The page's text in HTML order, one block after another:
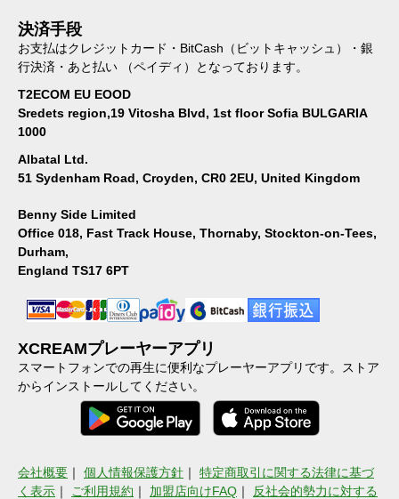
決済手段
お支払はクレジットカード・BitCash（ビットキャッシュ）・銀
行決済・あと払い （ペイディ）となっております。
T2ECOM EU EOOD
Sredets region,19 Vitosha Blvd, 1st floor Sofia BULGARIA
1000
Albatal Ltd.
51 Sydenham Road, Croyden, CR0 2EU, United Kingdom
Benny Side Limited
Office 018, Fast Track House, Thornaby, Stockton-on-Tees,
Durham,
England TS17 6PT
XCREAMプレーヤーアプリ
スマートフォンでの再生に便利なプレーヤーアプリです。ストア
からインストールしてください。
会社概要 ｜ 個人情報保護方針 ｜ 特定商取引に関する法律に基づ
く表示 ｜ ご利用規約 ｜ 加盟店向けFAQ ｜ 反社会的勢力に対する